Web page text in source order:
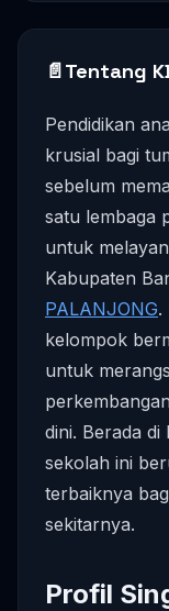
📄Tentang
Pendidikan
krusial bagi
sebelum
satu lembaga
untuk
Kabupaten
PALANJONG.
kelompok
untuk
dini. Berada
sekolah ini
terbaiknya
sekitarnya.
Profil